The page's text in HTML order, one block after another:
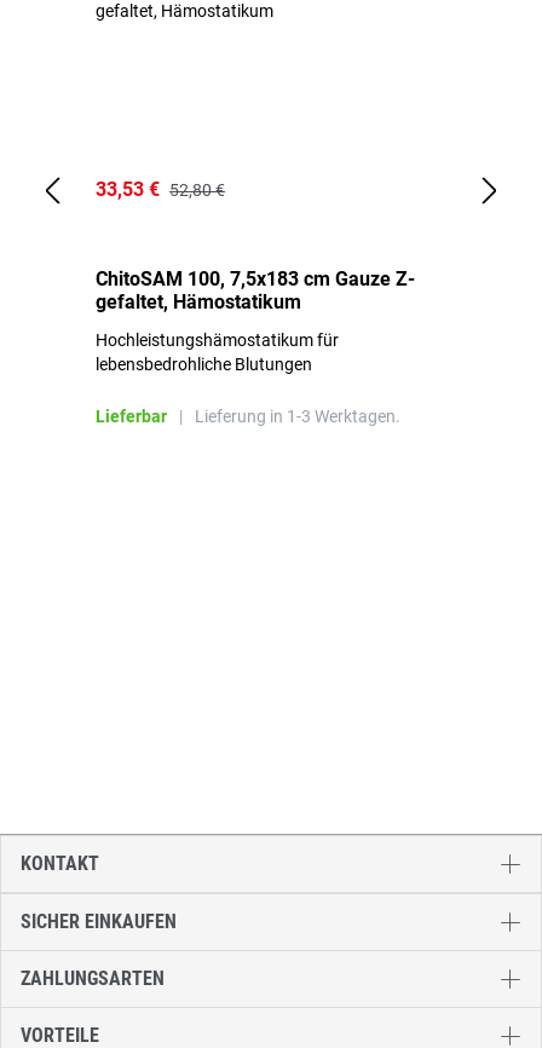
33,53 € 52,80 €
ChitoSAM 100, 7,5x183 cm Gauze Z-
gefaltet, Hämostatikum
Hochleistungshämostatikum für
lebensbedrohliche Blutungen
Lieferbar | Lieferung in 1-3 Werktagen.
SICHER EINKAUFEN
ZAHLUNGSARTEN
VORTEILE
KONTAKT